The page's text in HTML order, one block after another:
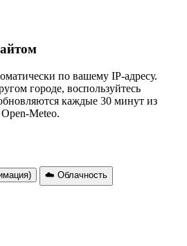
по вашему IP-адресу.
городе, воспользуйтесь
каждые 30 минут из
Meteo.
☁️ Облачность